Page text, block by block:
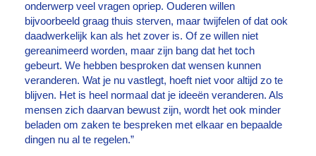
onderwerp veel vragen opriep. Ouderen willen
bijvoorbeeld graag thuis sterven, maar twijfelen of dat ook
daadwerkelijk kan als het zover is. Of ze willen niet
gereanimeerd worden, maar zijn bang dat het toch
gebeurt. We hebben besproken dat wensen kunnen
veranderen. Wat je nu vastlegt, hoeft niet voor altijd zo te
blijven. Het is heel normaal dat je ideeën veranderen. Als
mensen zich daarvan bewust zijn, wordt het ook minder
beladen om zaken te bespreken met elkaar en bepaalde
dingen nu al te regelen.”